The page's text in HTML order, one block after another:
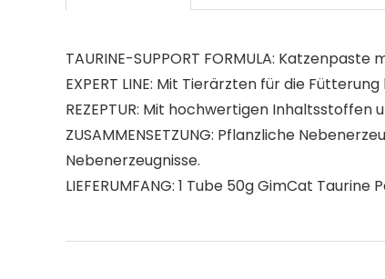
TAURINE-SUPPORT FORMULA:
EXPERT LINE: Mit Tierärzten für die
REZEPTUR: Mit hochwertigen
ZUSAMMENSETZUNG: Pflanzliche
Nebenerzeugnisse.
LIEFERUMFANG: 1 Tube 50g GimCat